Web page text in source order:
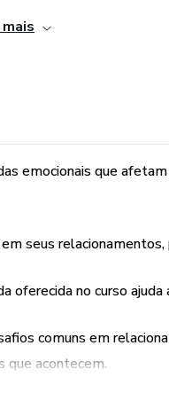
de comunicar o que
- para o amor chegar e
para mais segurança e
atitude.
não garante a
emocionais que
seus
no curso ajuda
comuns em
que acontecem.